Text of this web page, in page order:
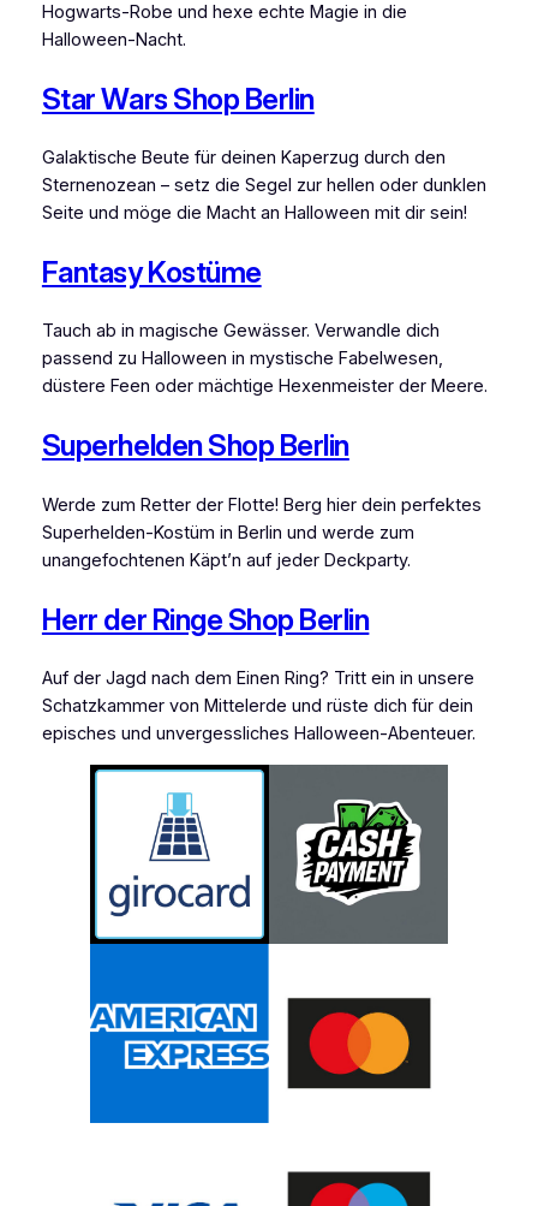
Hogwarts-Robe und hexe echte Magie in die
Halloween-Nacht.
Star Wars Shop Berlin
Galaktische Beute für deinen Kaperzug durch den
Sternenozean – setz die Segel zur hellen oder dunklen
Seite und möge die Macht an Halloween mit dir sein!
Fantasy Kostüme
Tauch ab in magische Gewässer. Verwandle dich
passend zu Halloween in mystische Fabelwesen,
düstere Feen oder mächtige Hexenmeister der Meere.
Superhelden Shop Berlin
Werde zum Retter der Flotte! Berg hier dein perfektes
Superhelden-Kostüm in Berlin und werde zum
unangefochtenen Käpt’n auf jeder Deckparty.
Herr der Ringe Shop Berlin
Auf der Jagd nach dem Einen Ring? Tritt ein in unsere
Schatzkammer von Mittelerde und rüste dich für dein
episches und unvergessliches Halloween-Abenteuer.